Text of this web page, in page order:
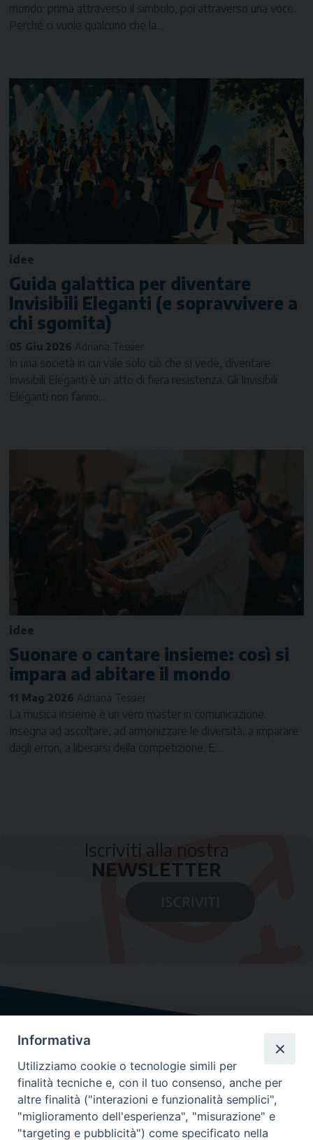
mondo: prima attraverso il simbolo, poi attraverso una voce.
Perché ci vuole qualcuno che la…
idee
Guida galattica per diventare
Invisibili Eleganti (e sopravvivere a
chi sgomita)
05 Giu 2026 Adriana Tessier
In una società in cui vale solo ciò che si vede, diventare
Invisibili Eleganti è un atto di fiera resistenza. Gli Invisibili
Eleganti non fanno…
idee
Suonare o cantare insieme: così si
impara ad abitare il mondo
11 Mag 2026 Adriana Tessier
La musica insieme è un vero master in comunicazione.
Insegna ad ascoltare, ad armonizzare le diversità, a imparare
dagli errori, a liberarsi della competizione. E…
Iscriviti alla nostra
NEWSLETTER
Informativa
Utilizziamo cookie o tecnologie simili per
finalità tecniche e, con il tuo consenso, anche per
altre finalità ("interazioni e funzionalità semplici",
"miglioramento dell'esperienza", "misurazione" e
"targeting e pubblicità") come specificato nella